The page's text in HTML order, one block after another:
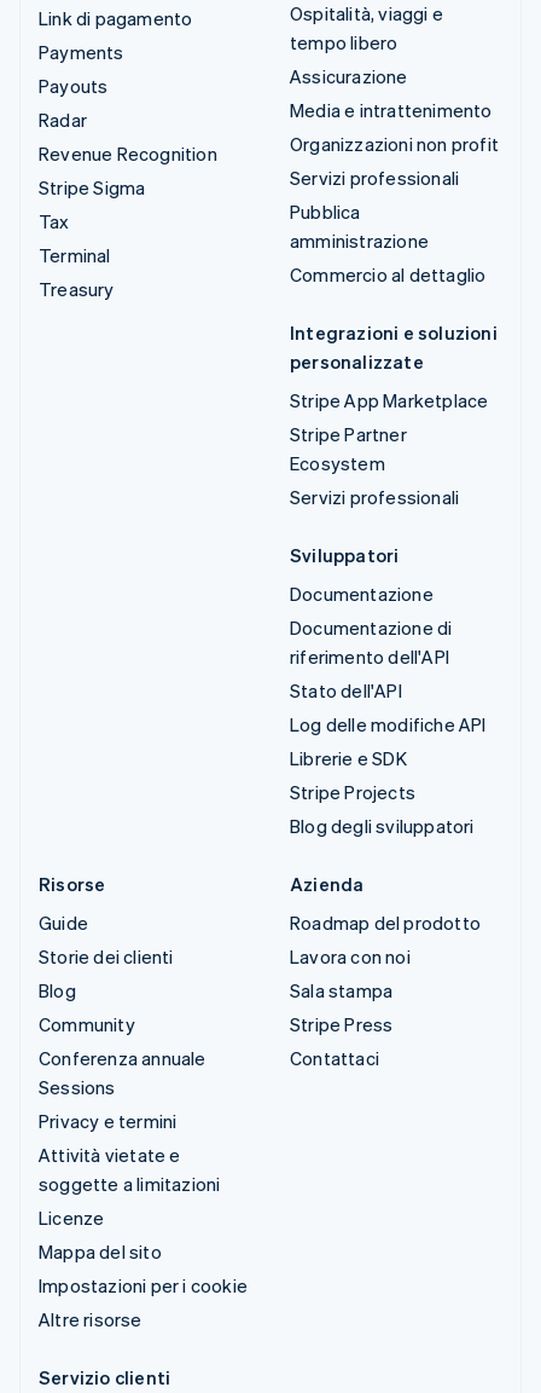
Link di pagamento
Payments
Payouts
Radar
Revenue Recognition
Stripe Sigma
Tax
Terminal
Treasury
Ospitalità, viaggi e
tempo libero
Assicurazione
Media e intrattenimento
Organizzazioni non profit
Servizi professionali
Pubblica
amministrazione
Commercio al dettaglio
Integrazioni e soluzioni
personalizzate
Stripe App Marketplace
Stripe Partner
Ecosystem
Servizi professionali
Sviluppatori
Documentazione
Documentazione di
riferimento dell'API
Stato dell'API
Log delle modifiche API
Librerie e SDK
Stripe Projects
Blog degli sviluppatori
Risorse
Guide
Storie dei clienti
Blog
Community
Conferenza annuale
Sessions
Privacy e termini
Attività vietate e
soggette a limitazioni
Licenze
Mappa del sito
Impostazioni per i cookie
Altre risorse
Azienda
Roadmap del prodotto
Lavora con noi
Sala stampa
Stripe Press
Contattaci
Servizio clienti